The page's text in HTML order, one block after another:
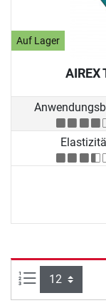
Auf Lager
Artikel pro